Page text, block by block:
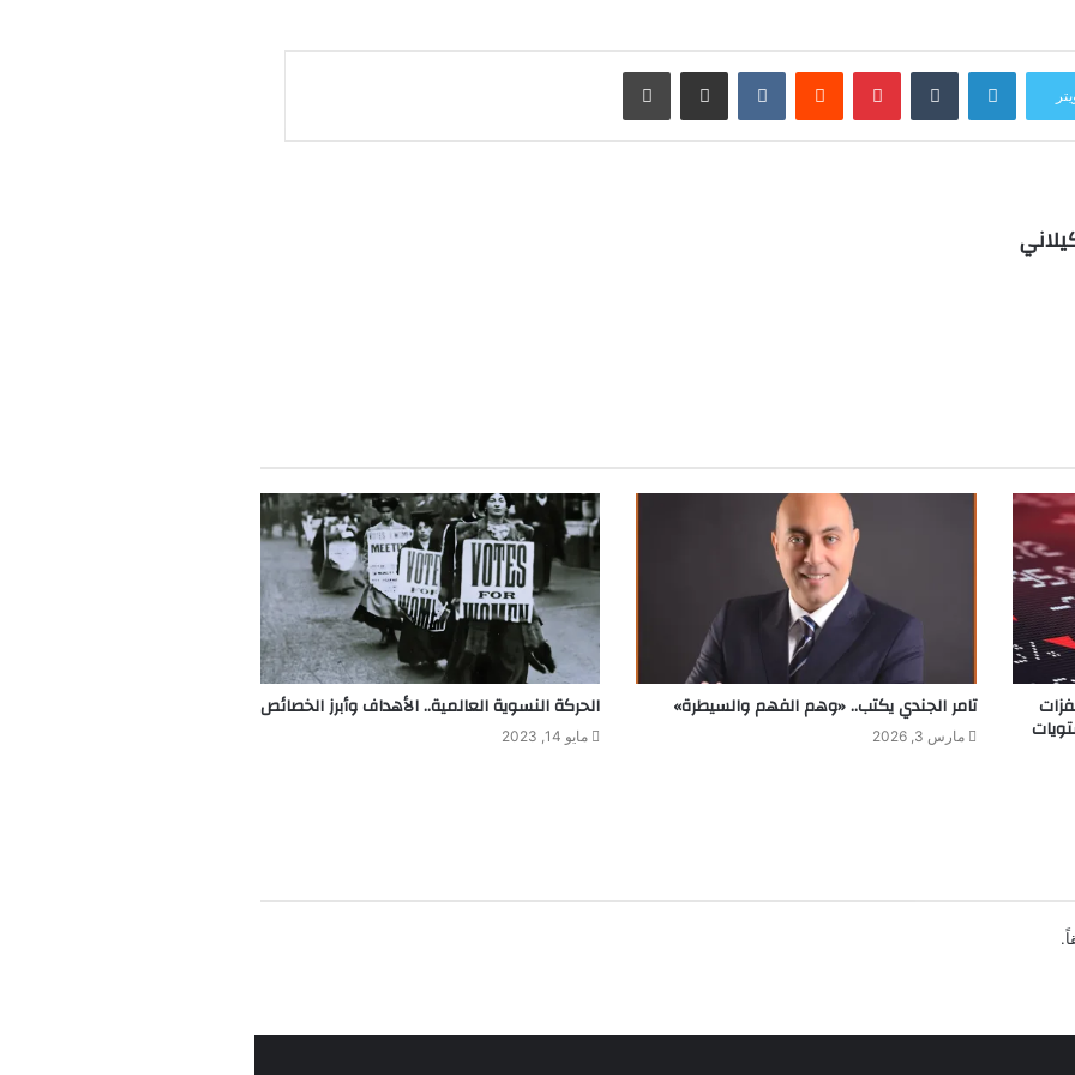
لينكدإن بينتيريست مشاركة عبر البريد طباعة
تامر الجندي يكتب.. «وهم الفهم والسيطرة»
مارس 3, 2026
الحركة النسوية العالمية.. الأهداف وأبرز الخصائص
مايو 14, 2023